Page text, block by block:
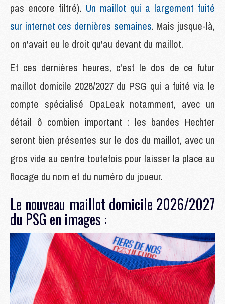
pas encore filtré). Un maillot qui a largement fuité
sur internet ces dernières semaines. Mais jusque-là,
on n'avait eu le droit qu'au devant du maillot.
Et ces dernières heures, c'est le dos de ce futur
maillot domicile 2026/2027 du PSG qui a fuité via le
compte spécialisé OpaLeak notamment, avec un
détail ô combien important : les bandes Hechter
seront bien présentes sur le dos du maillot, avec un
gros vide au centre toutefois pour laisser la place au
flocage du nom et du numéro du joueur.
Le nouveau maillot domicile 2026/2027
du PSG en images :